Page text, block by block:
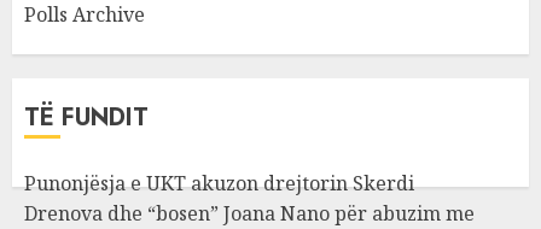
Polls Archive
TË FUNDIT
Punonjësja e UKT akuzon drejtorin Skerdi
Drenova dhe “bosen” Joana Nano për abuzim me